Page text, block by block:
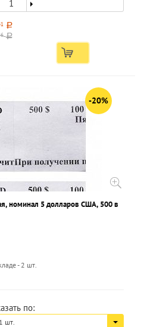
a
a
-20%
номинал 5 долларов США, 500 в
- 2 шт.
по:
1 шт.